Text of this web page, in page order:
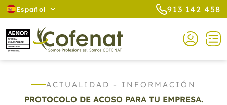
Español 913 142 458
ACTUALIDAD - INFORMACIÓN
PROTOCOLO DE ACOSO PARA TU EMPRESA.